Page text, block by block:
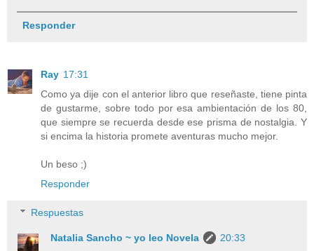
Responder
Ray 17:31
Como ya dije con el anterior libro que reseñaste, tiene pinta
de gustarme, sobre todo por esa ambientación de los 80,
que siempre se recuerda desde ese prisma de nostalgia. Y
si encima la historia promete aventuras mucho mejor.
Un beso ;)
Responder
Respuestas
Natalia Sancho ~ yo leo Novela
20:33